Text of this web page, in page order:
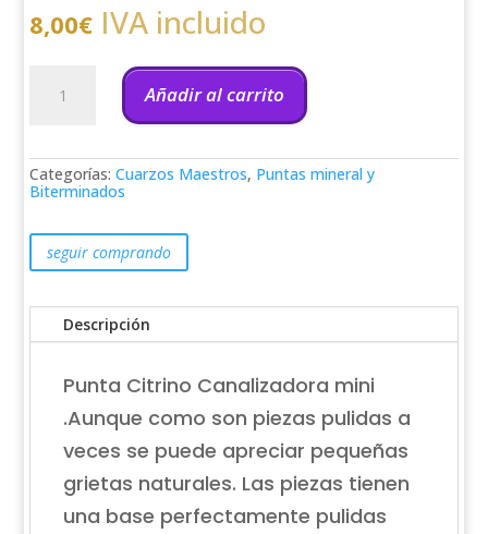
8,00€ IVA incluido
Citrino
canalizadora
12gr.
cantidad
Añadir al carrito
Categorías:Cuarzos Maestros, Puntas mineral y
Biterminados
seguir comprando
Descripción
Punta Citrino Canalizadora mini
.Aunque como son piezas pulidas a
veces se puede apreciar pequeñas
grietas naturales. Las piezas tienen
una base perfectamente pulidas